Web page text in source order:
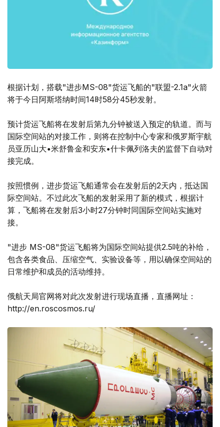
根据计划，搭载"进步MS-08"货运飞船的"联盟-2.1a"火箭
将于今日阿斯塔纳时间14时58分45秒发射。
预计货运飞船将在发射后第九分钟被送入预定的轨道。而与
国际空间站的对接工作，则将在控制中心专家和俄罗斯宇航
员亚历山大•米舒鲁金和安东•什卡佩列洛夫的监督下自动对
接完成。
按照惯例，进步货运飞船通常会在发射后的2天内，抵达国
际空间站。不过此次飞船的发射采用了新的模式，根据计
算，飞船将在发射后3小时27分钟时同国际空间站实施对
接。
"进步 MS-08"货运飞船将为国际空间站提供2.5吨的补给，
包含各类食品、压缩空气、实验设备等，用以确保空间站的
日常维护和成员的活动维持。
俄航天局官网将对此次发射进行现场直播，直播网址：
http://en.roscosmos.ru/